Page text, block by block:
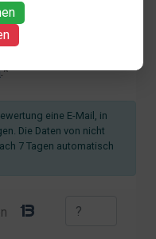
Referrer-URL) zum
ich mich
.*
eine E-Mail, in
Die Daten von nicht
7 Tagen automatisch